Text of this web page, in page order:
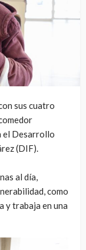
sus cuatro
el Desarrollo
(DIF).
al día,
como
y trabaja en una